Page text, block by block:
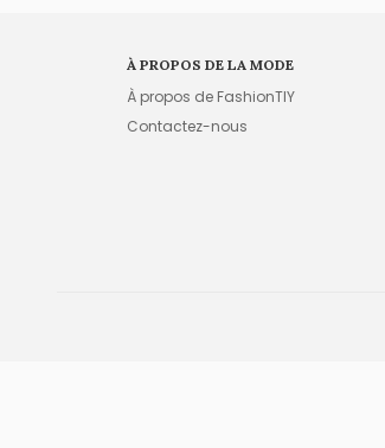
À PROPOS DE LA MODE
À propos de FashionTIY
Contactez-nous